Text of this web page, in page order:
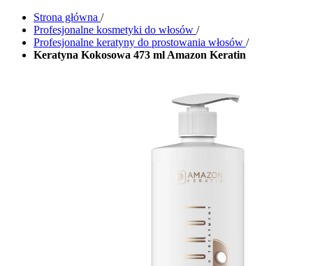
Strona główna /
Profesjonalne kosmetyki do włosów /
Profesjonalne keratyny do prostowania włosów /
Keratyna Kokosowa 473 ml Amazon Keratin